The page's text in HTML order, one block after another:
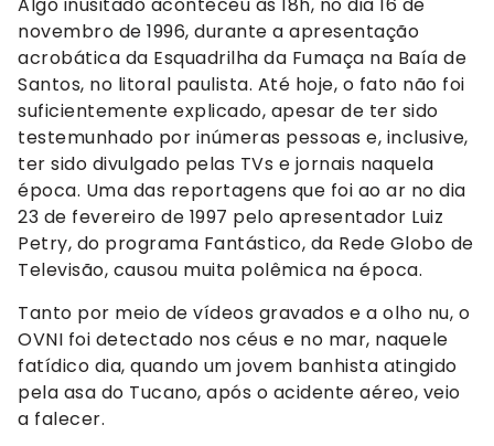
Algo inusitado aconteceu às 18h, no dia 16 de
novembro de 1996, durante a apresentação
acrobática da Esquadrilha da Fumaça na Baía de
Santos, no litoral paulista. Até hoje, o fato não foi
suficientemente explicado, apesar de ter sido
testemunhado por inúmeras pessoas e, inclusive,
ter sido divulgado pelas TVs e jornais naquela
época. Uma das reportagens que foi ao ar no dia
23 de fevereiro de 1997 pelo apresentador Luiz
Petry, do programa Fantástico, da Rede Globo de
Televisão, causou muita polêmica na época.
Tanto por meio de vídeos gravados e a olho nu, o
OVNI foi detectado nos céus e no mar, naquele
fatídico dia, quando um jovem banhista atingido
pela asa do Tucano, após o acidente aéreo, veio
a falecer.